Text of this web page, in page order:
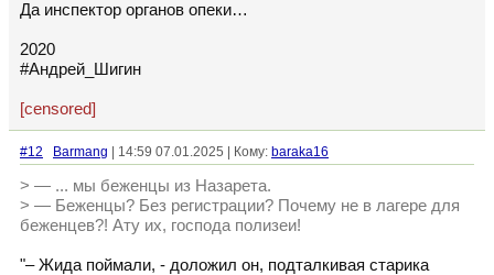
Да инспектор органов опеки…
2020
#Андрей_Шигин
[censored]
#12 Barmang | 14:59 07.01.2025 | Кому: baraka16
> — ... мы беженцы из Назарета.
> — Беженцы? Без регистрации? Почему не в лагере для
беженцев?! Ату их, господа полизеи!
"– Жида поймали, - доложил он, подталкивая старика